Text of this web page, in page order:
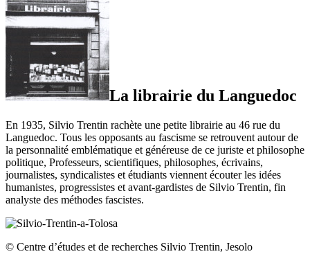
La librairie du Languedoc
En 1935, Silvio Trentin rachète une petite librairie au 46 rue du
Languedoc. Tous les opposants au fascisme se retrouvent autour de
la personnalité emblématique et généreuse de ce juriste et philosophe
politique, Professeurs, scientifiques, philosophes, écrivains,
journalistes, syndicalistes et étudiants viennent écouter les idées
humanistes, progressistes et avant-gardistes de Silvio Trentin, fin
analyste des méthodes fascistes.
© Centre d’études et de recherches Silvio Trentin, Jesolo